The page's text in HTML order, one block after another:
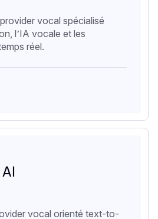
vocal spécialisé
l’IA vocale et les
réel.
vocal orienté text-to-